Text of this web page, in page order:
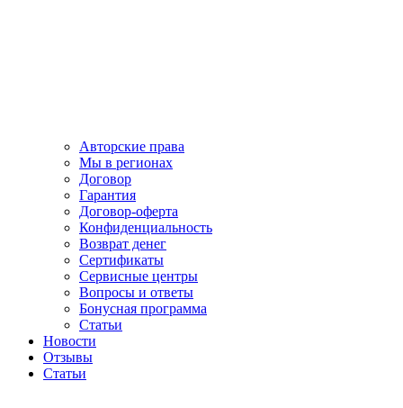
Авторские права
Мы в регионах
Договор
Гарантия
Договор-оферта
Конфиденциальность
Возврат денег
Сертификаты
Сервисные центры
Вопросы и ответы
Бонусная программа
Статьи
Новости
Отзывы
Статьи